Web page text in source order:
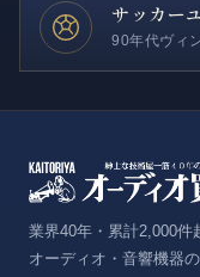
サッカー
90年代ヴィ
業界40年・累計2,000件
オーディオ・音響機器